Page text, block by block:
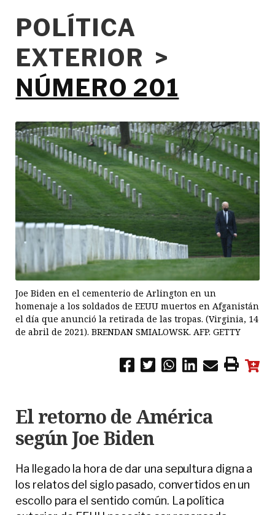
POLÍTICA
EXTERIOR >
NÚMERO 201
Joe Biden en el cementerio de Arlington en un
homenaje a los soldados de EEUU muertos en Afganistán
el día que anunció la retirada de las tropas. (Virginia, 14
de abril de 2021). BRENDAN SMIALOWSK. AFP. GETTY
El retorno de América
según Joe Biden
Ha llegado la hora de dar una sepultura digna a
los relatos del siglo pasado, convertidos en un
escollo para el sentido común. La política